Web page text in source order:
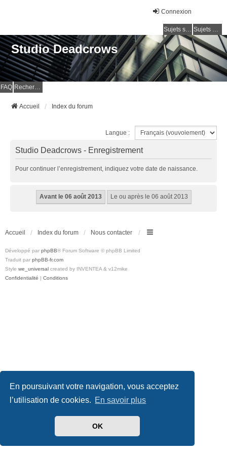
En poursuivant votre navigation, vous acceptez
l’utilisation de cookies. En savoir plus
OK
Connexion
Sujets sans réponse Sujets actifs
Studio Deadcrows
FAQ Rechercher
Accueil Index du forum
Langue :
Studio Deadcrows - Enregistrement
Pour continuer l’enregistrement, indiquez votre date de naissance.
Accueil Index du forum Nous contacter
Développé par phpBB® Forum Software © phpBB Limited
Traduit par phpBB-fr.com
Style we_universal created by INVENTEA & v12mike
Confidentialité | Conditions